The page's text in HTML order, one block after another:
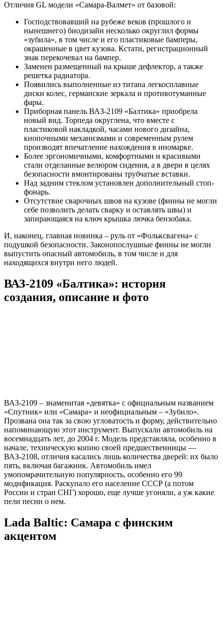
Отличия GL модели «Самара-Валмет» от базовой:
Господствовавший на рубеже веков (прошлого и
нынешнего) биодизайн несколько округлил формы
«зубила», в том числе и его пластиковые бамперы,
окрашенные в цвет кузова. Кстати, регистрационный
знак перекочевал на бампер.
Заменен размещенный на крыше дефлектор, а также
решетка радиатора.
Появились выполненные из титана легкосплавные
диски колес, германские зеркала и противотуманные
фары.
Приборная панель ВАЗ-2109 «Балтика» приобрела
новый вид. Торпеда округлена, что вместе с
пластиковой накладкой, часами нового дизайна,
кнопочными механизмами и современным рулем
производят впечатление нахождения в иномарке.
Более эргономичными, комфортными и красивыми
стали отделанные велюром сидения, а в двери в целях
безопасности вмонтированы трубчатые вставки.
Над задним стеклом установлен дополнительный стоп-
фонарь.
Отсутствие сварочных швов на кузове (финны не могли
себе позволить делать сварку и оставлять швы) и
запирающаяся на ключ крышка лючка бензобака.
И, наконец, главная новинка – руль от «Фольксвагена» с
подушкой безопасности. Законопослушные финны не могли
выпустить опасный автомобиль, в том числе и для
находящихся внутри него людей.
ВАЗ-2109 «Балтика»: история
создания, описание и фото
ВАЗ-2109 – знаменитая «девятка» с официальным названием
«Спутник» или «Самара» и неофициальным – «Зубило».
Прозвана она так за свою угловатость и форму, действительно
напоминающую этот инструмент. Выпускали автомобиль на
восемнадцать лет, до 2004 г. Модель представляла, особенно в
начале, техническую копию своей предшественницы —
ВАЗ-2108, отличия касались лишь количества дверей: их было
пять, включая багажник. Автомобиль имел
умопомрачительную популярность, особенно его 99
модификация. Раскупало его население СССР (а потом
России и стран СНГ) хорошо, еще лучше угоняли, а уж какие
пели песни о нем.
Lada Baltic: Самара с финским
акцентом